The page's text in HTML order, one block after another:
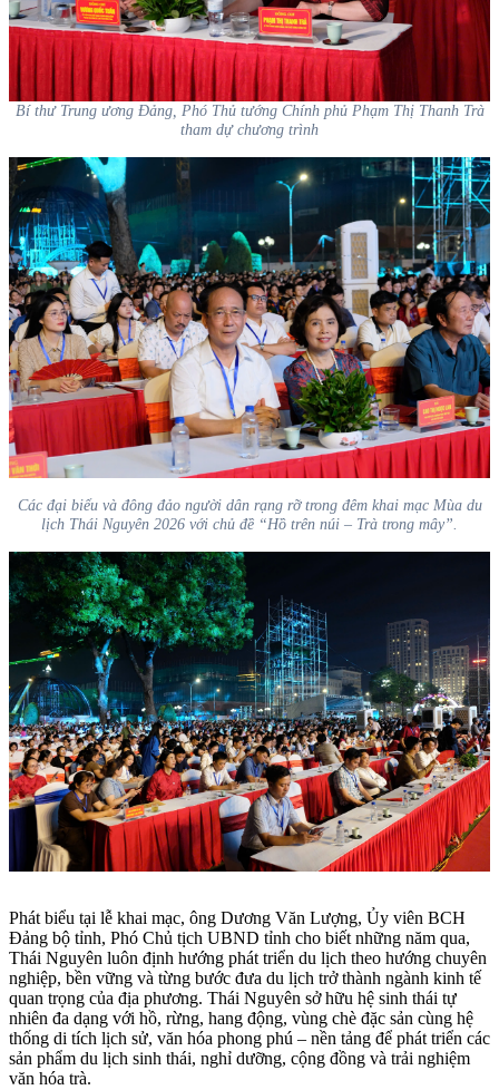
Bí thư Trung ương Đảng, Phó Thủ tướng Chính phủ Phạm Thị Thanh Trà
tham dự chương trình
Các đại biểu và đông đảo người dân rạng rỡ trong đêm khai mạc Mùa du
lịch Thái Nguyên 2026 với chủ đề “Hồ trên núi – Trà trong mây”.
Phát biểu tại lễ khai mạc, ông Dương Văn Lượng, Ủy viên BCH
Đảng bộ tỉnh, Phó Chủ tịch UBND tỉnh cho biết những năm qua,
Thái Nguyên luôn định hướng phát triển du lịch theo hướng chuyên
nghiệp, bền vững và từng bước đưa du lịch trở thành ngành kinh tế
quan trọng của địa phương. Thái Nguyên sở hữu hệ sinh thái tự
nhiên đa dạng với hồ, rừng, hang động, vùng chè đặc sản cùng hệ
thống di tích lịch sử, văn hóa phong phú – nền tảng để phát triển các
sản phẩm du lịch sinh thái, nghỉ dưỡng, cộng đồng và trải nghiệm
văn hóa trà.